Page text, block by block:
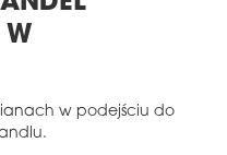
W
w podejściu do